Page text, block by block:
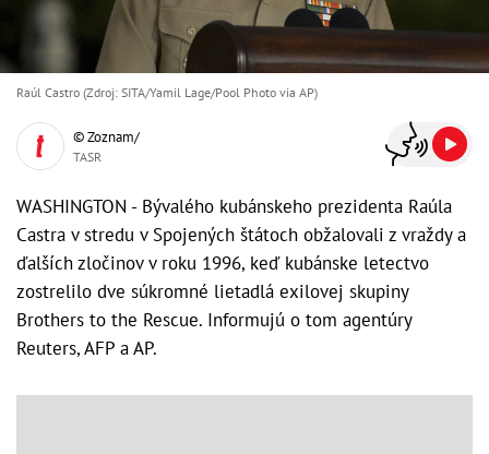
Raúl Castro (Zdroj: SITA/Yamil Lage/Pool Photo via AP)
© Zoznam/
TASR
WASHINGTON - Bývalého kubánskeho prezidenta Raúla
Castra v stredu v Spojených štátoch obžalovali z vraždy a
ďalších zločinov v roku 1996, keď kubánske letectvo
zostrelilo dve súkromné lietadlá exilovej skupiny
Brothers to the Rescue. Informujú o tom agentúry
Reuters, AFP a AP.